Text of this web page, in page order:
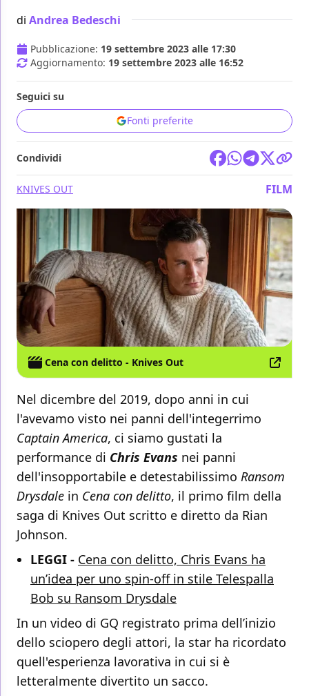
di Andrea Bedeschi
Pubblicazione: 19 settembre 2023 alle 17:30
Aggiornamento: 19 settembre 2023 alle 16:52
Seguici su
Fonti preferite
Condividi
KNIVES OUT FILM
Cena con delitto - Knives Out
Nel dicembre del 2019, dopo anni in cui
l'avevamo visto nei panni dell'integerrimo
Captain America, ci siamo gustati la
performance di Chris Evans nei panni
dell'insopportabile e detestabilissimo Ransom
Drysdale in Cena con delitto, il primo film della
saga di Knives Out scritto e diretto da Rian
Johnson.
LEGGI - Cena con delitto, Chris Evans ha
un’idea per uno spin-off in stile Telespalla
Bob su Ransom Drysdale
In un video di GQ registrato prima dell’inizio
dello sciopero degli attori, la star ha ricordato
quell'esperienza lavorativa in cui si è
letteralmente divertito un sacco.